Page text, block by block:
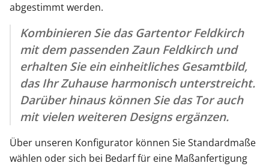
abgestimmt werden.
Kombinieren Sie das Gartentor Feldkirch
mit dem passenden Zaun Feldkirch und
erhalten Sie ein einheitliches Gesamtbild,
das Ihr Zuhause harmonisch unterstreicht.
Darüber hinaus können Sie das Tor auch
mit vielen weiteren Designs ergänzen.
Über unseren Konfigurator können Sie Standardmaße
wählen oder sich bei Bedarf für eine Maßanfertigung